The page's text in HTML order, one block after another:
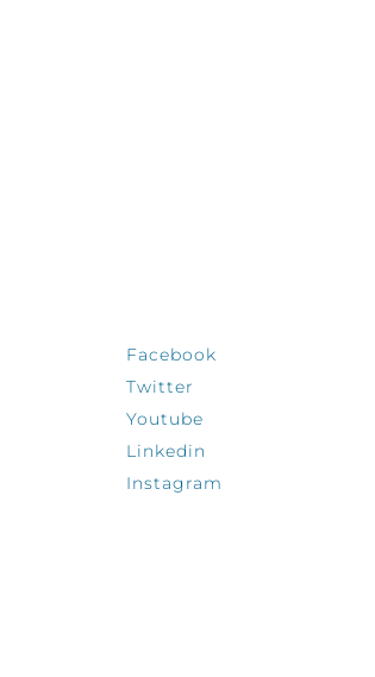
Facebook
Twitter
Youtube
Linkedin
Instagram